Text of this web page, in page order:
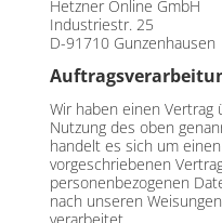
Hetzner Online GmbH
Industriestr. 25
D-91710 Gunzenhausen
Wir haben einen Vertrag
Nutzung des oben
handelt es sich um
vorgeschriebenen
personenbezogenen
nach unseren